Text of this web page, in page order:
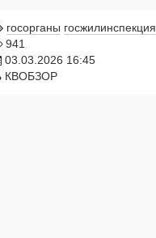
госорганы госжилинспекция
941
03.03.2026 16:45
КВОБЗОР